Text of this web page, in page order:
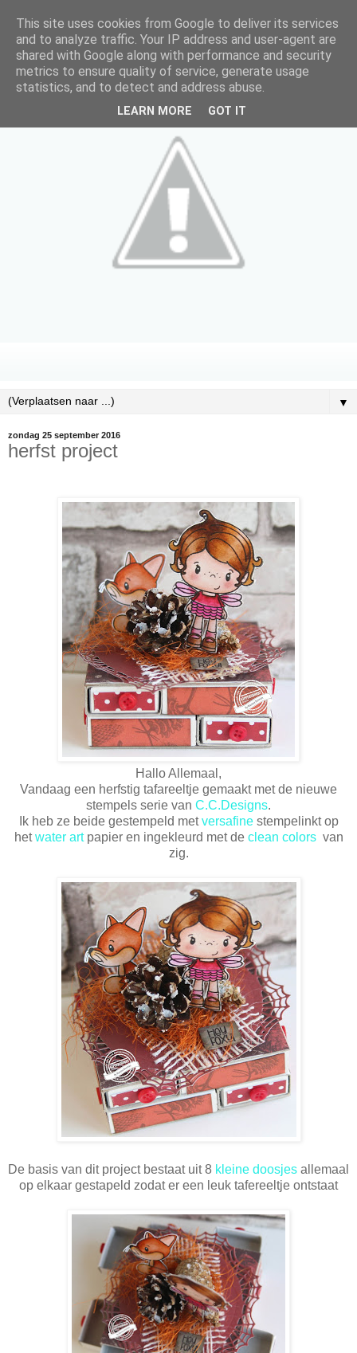
▼
zondag 25 september 2016
herfst project
Hallo Allemaal,
Vandaag een herfstig tafareeltje gemaakt met de nieuwe
stempels serie van C.C.Designs.
Ik heb ze beide gestempeld metversafine stempelinkt op
hetwater artpapier en ingekleurd met de clean colors van
zig.
De basis van dit project bestaat uit 8 kleine doosjes allemaal
op elkaar gestapeld zodat er een leuk tafereeltje ontstaat
This site uses cookies from Google to deliver its services
and to analyze traffic. Your IP address and user-agent are
shared with Google along with performance and security
metrics to ensure quality of service, generate usage
statistics, and to detect and address abuse.
LEARN MORE GOT IT